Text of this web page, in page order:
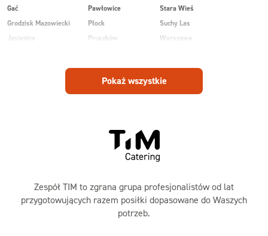
Gać
Grodzisk Mazowiecki
Jasienica
Pawłowice
Płock
Pruszków
Radom
Ruda
Stara Wieś
Suchy Las
Warszawa
Wesoła
Zalesie
Pokaż wszystkie
Zespół TIM to zgrana grupa profesjonalistów od lat
przygotowujących razem posiłki dopasowane do Waszych
potrzeb.